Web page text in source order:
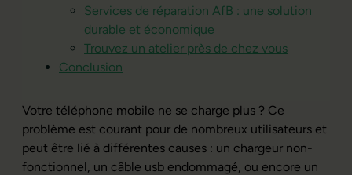
Services de réparation AfB : une solution
durable et économique
Trouvez un atelier près de chez vous
Conclusion
Votre téléphone mobile ne se charge plus ? Ce
problème est courant pour de nombreux utilisateurs et
peut être lié à différentes causes : un chargeur non-
fonctionnel, un câble usb endommagé, ou encore un